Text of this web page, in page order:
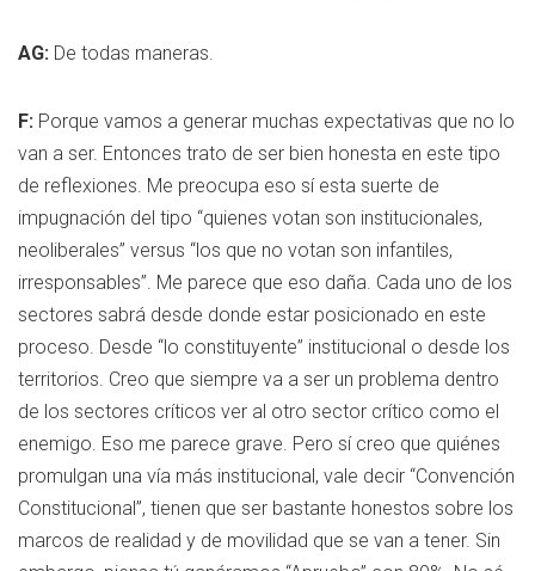
AG: De todas maneras.
F: Porque vamos a generar muchas expectativas que no lo
van a ser. Entonces trato de ser bien honesta en este tipo
de reflexiones. Me preocupa eso sí esta suerte de
impugnación del tipo “quienes votan son institucionales,
neoliberales” versus “los que no votan son infantiles,
irresponsables”. Me parece que eso daña. Cada uno de los
sectores sabrá desde donde estar posicionado en este
proceso. Desde “lo constituyente” institucional o desde los
territorios. Creo que siempre va a ser un problema dentro
de los sectores críticos ver al otro sector crítico como el
enemigo. Eso me parece grave. Pero sí creo que quiénes
promulgan una vía más institucional, vale decir “Convención
Constitucional”, tienen que ser bastante honestos sobre los
marcos de realidad y de movilidad que se van a tener. Sin